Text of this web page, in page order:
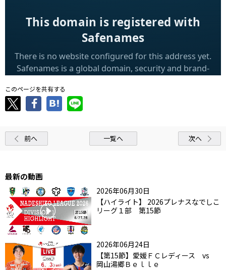
このページを共有する
前へ 一覧へ 次へ
最新の動画
2026年06月30日
【ハイライト】 2026プレナスなでしこ
リーグ１部 第15節
2026年06月24日
【第15節】愛媛ＦＣレディース vs
岡山湯郷Ｂｅｌｌｅ